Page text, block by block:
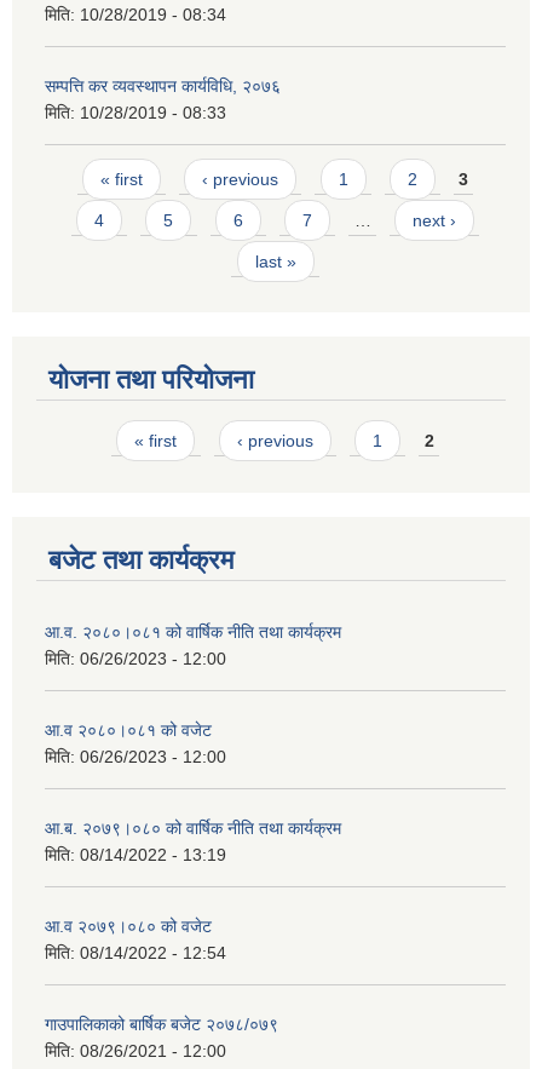
मिति: 10/28/2019 - 08:34
सम्पत्ति कर व्यवस्थापन कार्यविधि, २०७६
मिति: 10/28/2019 - 08:33
Pages
« first ‹ previous 1 2 3
4 5 6 7 next ›
last »
योजना तथा परियोजना
Pages« first ‹ previous 1 2
बजेट तथा कार्यक्रम
आ.व. २०८०।०८१ को वार्षिक नीति तथा कार्यक्रम
मिति: 06/26/2023 - 12:00
आ.व २०८०।०८१ को वजेट
मिति: 06/26/2023 - 12:00
आ.ब. २०७९।०८० को वार्षिक नीति तथा कार्यक्रम
मिति: 08/14/2022 - 13:19
आ.व २०७९।०८० को वजेट
मिति: 08/14/2022 - 12:54
गाउपालिकाको बार्षिक बजेट २०७८/०७९
मिति: 08/26/2021 - 12:00